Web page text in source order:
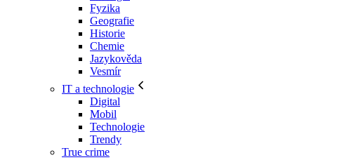
Fyzika
Geografie
Historie
Chemie
Jazykověda
Vesmír
IT a technologie
Digital
Mobil
Technologie
Trendy
True crime